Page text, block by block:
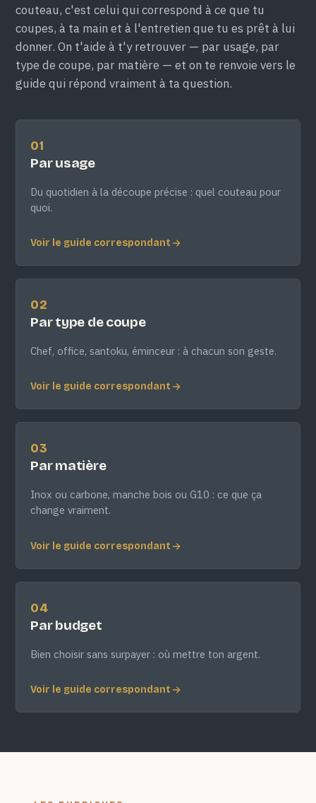
couteau, c'est celui qui correspond à ce que tu
coupes, à ta main et à l'entretien que tu es prêt à lui
donner. On t'aide à t'y retrouver — par usage, par
type de coupe, par matière — et on te renvoie vers le
guide qui répond vraiment à ta question.
01
Par usage
Du quotidien à la découpe précise : quel couteau pour
quoi.
Voir le guide correspondant
02
Par type de coupe
Chef, office, santoku, éminceur : à chacun son geste.
Voir le guide correspondant
03
Par matière
Inox ou carbone, manche bois ou G10 : ce que ça
change vraiment.
Voir le guide correspondant
04
Par budget
Bien choisir sans surpayer : où mettre ton argent.
Voir le guide correspondant